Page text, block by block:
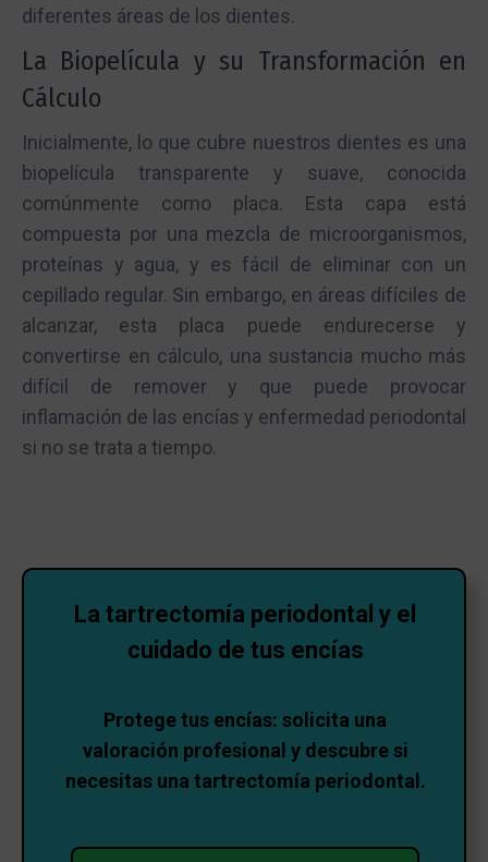
diferentes áreas de los dientes.
La Biopelícula y su Transformación en
Cálculo
Inicialmente, lo que cubre nuestros dientes es una
biopelícula transparente y suave, conocida
comúnmente como placa. Esta capa está
compuesta por una mezcla de microorganismos,
proteínas y agua, y es fácil de eliminar con un
cepillado regular. Sin embargo, en áreas difíciles de
alcanzar, esta placa puede endurecerse y
convertirse en cálculo, una sustancia mucho más
difícil de remover y que puede provocar
inflamación de las encías y enfermedad periodontal
si no se trata a tiempo.
La tartrectomía periodontal y el
cuidado de tus encías
Protege tus encías: solicita una
valoración profesional y descubre si
necesitas una tartrectomía periodontal.